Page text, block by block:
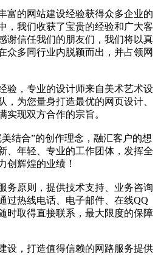
富的网站建设经验获得众多企业的
，我们收获了宝贵的经验和广大客
谢信任我们的朋友们，我们将以真
众多同行业内脱颖而出，并占领网
验，专业的设计师来自美术艺术设
，为您量身打造最优的网页设计、
实现双方合作的宗旨。
结合”的创作理念，融汇客户的想
、年轻、专业的工作团体，发挥全
创辉煌的业绩！
务原则，提供技术支持、业务咨询
过热线电话、电子邮件、在线QQ
时取得直接联系，最大限度的保障
设，打造值得信赖的网路服务提供